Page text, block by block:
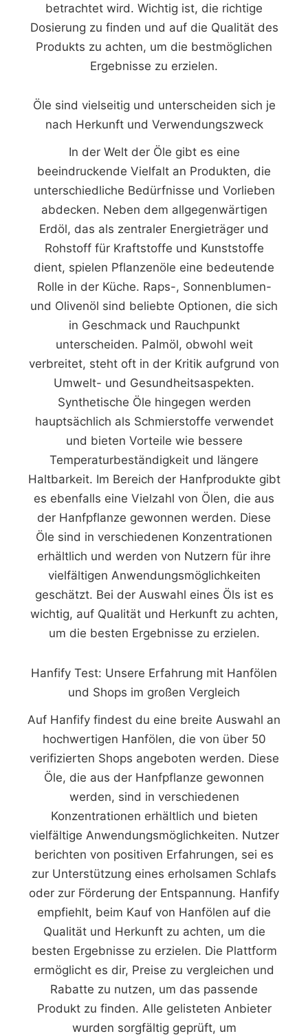
betrachtet wird. Wichtig ist, die richtige
Dosierung zu finden und auf die Qualität des
Produkts zu achten, um die bestmöglichen
Ergebnisse zu erzielen.
Öle sind vielseitig und unterscheiden sich je
nach Herkunft und Verwendungszweck
In der Welt der Öle gibt es eine
beeindruckende Vielfalt an Produkten, die
unterschiedliche Bedürfnisse und Vorlieben
abdecken. Neben dem allgegenwärtigen
Erdöl, das als zentraler Energieträger und
Rohstoff für Kraftstoffe und Kunststoffe
dient, spielen Pflanzenöle eine bedeutende
Rolle in der Küche. Raps-, Sonnenblumen-
und Olivenöl sind beliebte Optionen, die sich
in Geschmack und Rauchpunkt
unterscheiden. Palmöl, obwohl weit
verbreitet, steht oft in der Kritik aufgrund von
Umwelt- und Gesundheitsaspekten.
Synthetische Öle hingegen werden
hauptsächlich als Schmierstoffe verwendet
und bieten Vorteile wie bessere
Temperaturbeständigkeit und längere
Haltbarkeit. Im Bereich der Hanfprodukte gibt
es ebenfalls eine Vielzahl von Ölen, die aus
der Hanfpflanze gewonnen werden. Diese
Öle sind in verschiedenen Konzentrationen
erhältlich und werden von Nutzern für ihre
vielfältigen Anwendungsmöglichkeiten
geschätzt. Bei der Auswahl eines Öls ist es
wichtig, auf Qualität und Herkunft zu achten,
um die besten Ergebnisse zu erzielen.
Hanfify Test: Unsere Erfahrung mit Hanfölen
und Shops im großen Vergleich
Auf Hanfify findest du eine breite Auswahl an
hochwertigen Hanfölen, die von über 50
verifizierten Shops angeboten werden. Diese
Öle, die aus der Hanfpflanze gewonnen
werden, sind in verschiedenen
Konzentrationen erhältlich und bieten
vielfältige Anwendungsmöglichkeiten. Nutzer
berichten von positiven Erfahrungen, sei es
zur Unterstützung eines erholsamen Schlafs
oder zur Förderung der Entspannung. Hanfify
empfiehlt, beim Kauf von Hanfölen auf die
Qualität und Herkunft zu achten, um die
besten Ergebnisse zu erzielen. Die Plattform
ermöglicht es dir, Preise zu vergleichen und
Rabatte zu nutzen, um das passende
Produkt zu finden. Alle gelisteten Anbieter
wurden sorgfältig geprüft, um